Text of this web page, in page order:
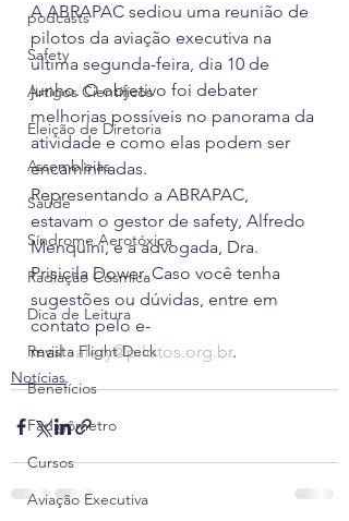
podcasts
Safety
Artigos Científicos
Eleição de Diretoria
Assembleias
Saúde
Síndrome Aerotóxica
Radiação Cósmica
Dica de Leitura
Revista Flight Deck
Benefícios
Fadigômetro
Cursos
Aviação Executiva
A ABRAPAC sediou uma reunião de
pilotos da aviação executiva na
última segunda-feira, dia 10 de
junho. O objetivo foi debater
melhorias possíveis no panorama da
atividade e como elas podem ser
encaminhadas.
Representando a ABRAPAC,
estavam o gestor de safety, Alfredo
Menquini, e a advogada, Dra.
Prisicila Dower. Caso você tenha
sugestões ou dúvidas, entre em
contato pelo e-
mail safety@pilotos.org.br.
Notícias